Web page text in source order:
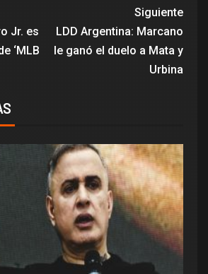
Jr. es
‘MLB
Siguiente
LDD Argentina: Marcano
le ganó el duelo a Mata y
Urbina